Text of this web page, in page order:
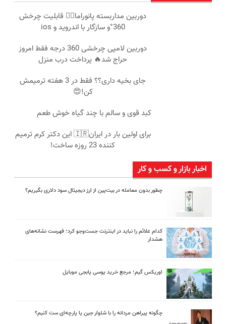
دوربین مداربسته پانوراما👈🏻 قابلیت چرخش
360°و سازگار با اندروید و ios
دوربین لامپی چرخشی 360 درجه فقط امروز
حراج شد🔥 پرداخت درب منزل
جای بخیه داری؟؟ فقط در 3 هفته ترمیمش
کن!😍
کبد قوی و سالم با چند گیاه خوش طعم
برای اولین بار در ایران🇮🇷 این دکتر کرم ترمیم
کننده 23 روزه ساخت!
اخبار بازار و کسب و کار
چطور بدون معامله در بیت‌پین از ارز دیجیتال سود دلاری بگیریم؟
کدام علائم را نباید در اینترنت جست‌وجو کرد؛ فهرست نشانه‌های
هشدار
اوریکس گیم؛ مرجع خرید یوسی پابجی موبایل
چگونه پیراهن مردانه را با شلوار جین یا پارچه‌ای ست کنیم؟